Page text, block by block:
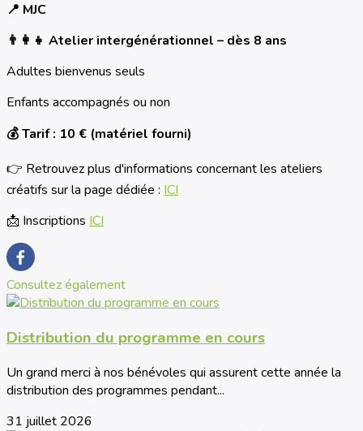
📍 MJC
👨👩👧 Atelier intergénérationnel – dès 8 ans
Adultes bienvenus seuls
Enfants accompagnés ou non
💰 Tarif : 10 € (matériel fourni)
👉 Retrouvez plus d'informations concernant les ateliers
créatifs sur la page dédiée : ICI
📩 Inscriptions ICI
Consultez également
Distribution du programme en cours
Un grand merci à nos bénévoles qui assurent cette année la
distribution des programmes pendant...
31 juillet 2026